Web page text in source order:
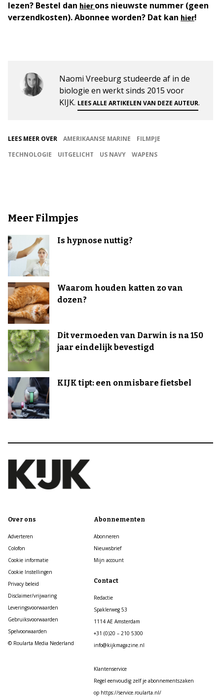
lezen? Bestel dan hierons nieuwste nummer (geen
verzendkosten). Abonnee worden? Dat kan hier!
Naomi Vreeburg studeerde af in de
biologie en werkt sinds 2015 voor
KIJK. LEES ALLE ARTIKELEN VAN DEZE AUTEUR.
LEES MEER OVER AMERIKAANSE MARINE
FILMPJE
TECHNOLOGIE
UITGELICHT US NAVY WAPENS
Meer Filmpjes
Is hypnose nuttig?
Waarom houden katten zo van
dozen?
Dit vermoeden van Darwin is na 150
jaar eindelijk bevestigd
KIJK tipt: een onmisbare fietsbel
Over ons
Adverteren
Colofon
Cookie informatie
Cookie Instellingen
Privacy beleid
Disclaimer/vrijwaring
Leveringsvoorwaarden
Gebruiksvoorwaarden
Spelvoorwaarden
© Roularta Media Nederland
Abonnementen
Abonneren
Nieuwsbrief
Mijn account
Contact
Redactie
Spaklerweg 53
1114 AE Amsterdam
+31 (0)20 – 210 5300
info@kijkmagazine.nl
Klantenservice
Regel eenvoudig zelf je abonnementszaken
op https://service.roularta.nl/